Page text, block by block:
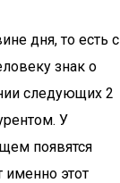
дня, то есть с
знак о
следующих 2
У
появятся
именно этот